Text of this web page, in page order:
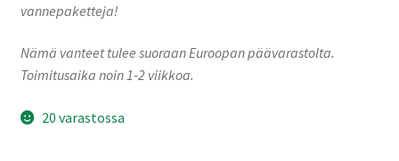
vannepaketteja!
Nämä vanteet tulee suoraan Euroopan päävarastolta.
Toimitusaika noin 1-2 viikkoa.
20 varastossa